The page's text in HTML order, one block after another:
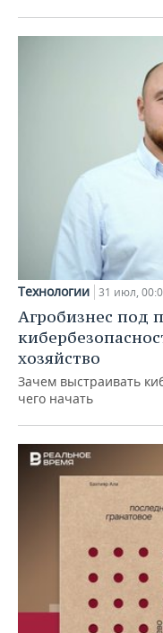
Технологии 31 июл,
Агробизнес под
хозяйство
Зачем выстраивать
чего начать